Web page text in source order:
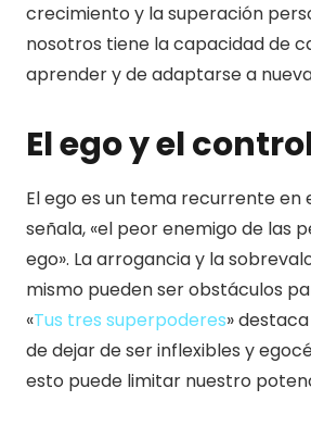
crecimiento y la superación
nosotros tiene la capacidad de
aprender y de adaptarse a
El ego y el
El ego es un tema recurrente en
señala, «el peor enemigo de las
ego». La arrogancia y la
mismo pueden ser obstáculos
«Tus tres superpoderes»
de dejar de ser inflexibles y
esto puede limitar nuestro